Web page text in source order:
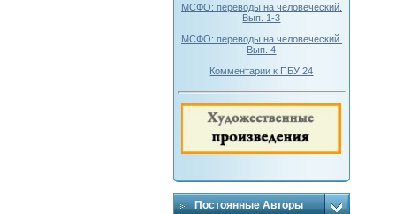
МСФО: переводы на человеческий.
Вып. 1-3
МСФО: переводы на человеческий.
Вып. 4
Комментарии к ПБУ 24
Постоянные Авторы